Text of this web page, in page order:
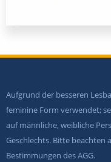
Aufgrund der besseren
feminine Form verwendet;
auf männliche, weibliche
Geschlechts. Bitte beachten
Bestimmungen des AGG.